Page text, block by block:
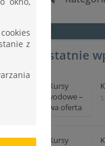
Ostatnie
z